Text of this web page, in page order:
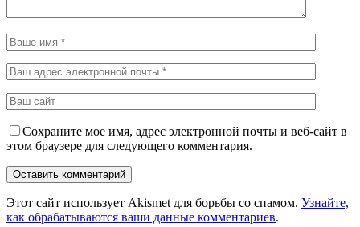
Сохраните мое имя, адрес электронной почты и веб-сайт в
этом браузере для следующего комментария.
Этот сайт использует Akismet для борьбы со спамом. Узнайте,
как обрабатываются ваши данные комментариев.